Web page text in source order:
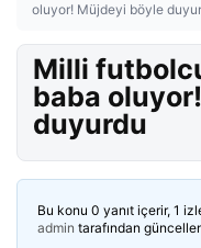
oluyor! Müjdeyi böyle
Milli
baba
duyurdu
Bu konu 0 yanıt içerir, 1
admin tarafından